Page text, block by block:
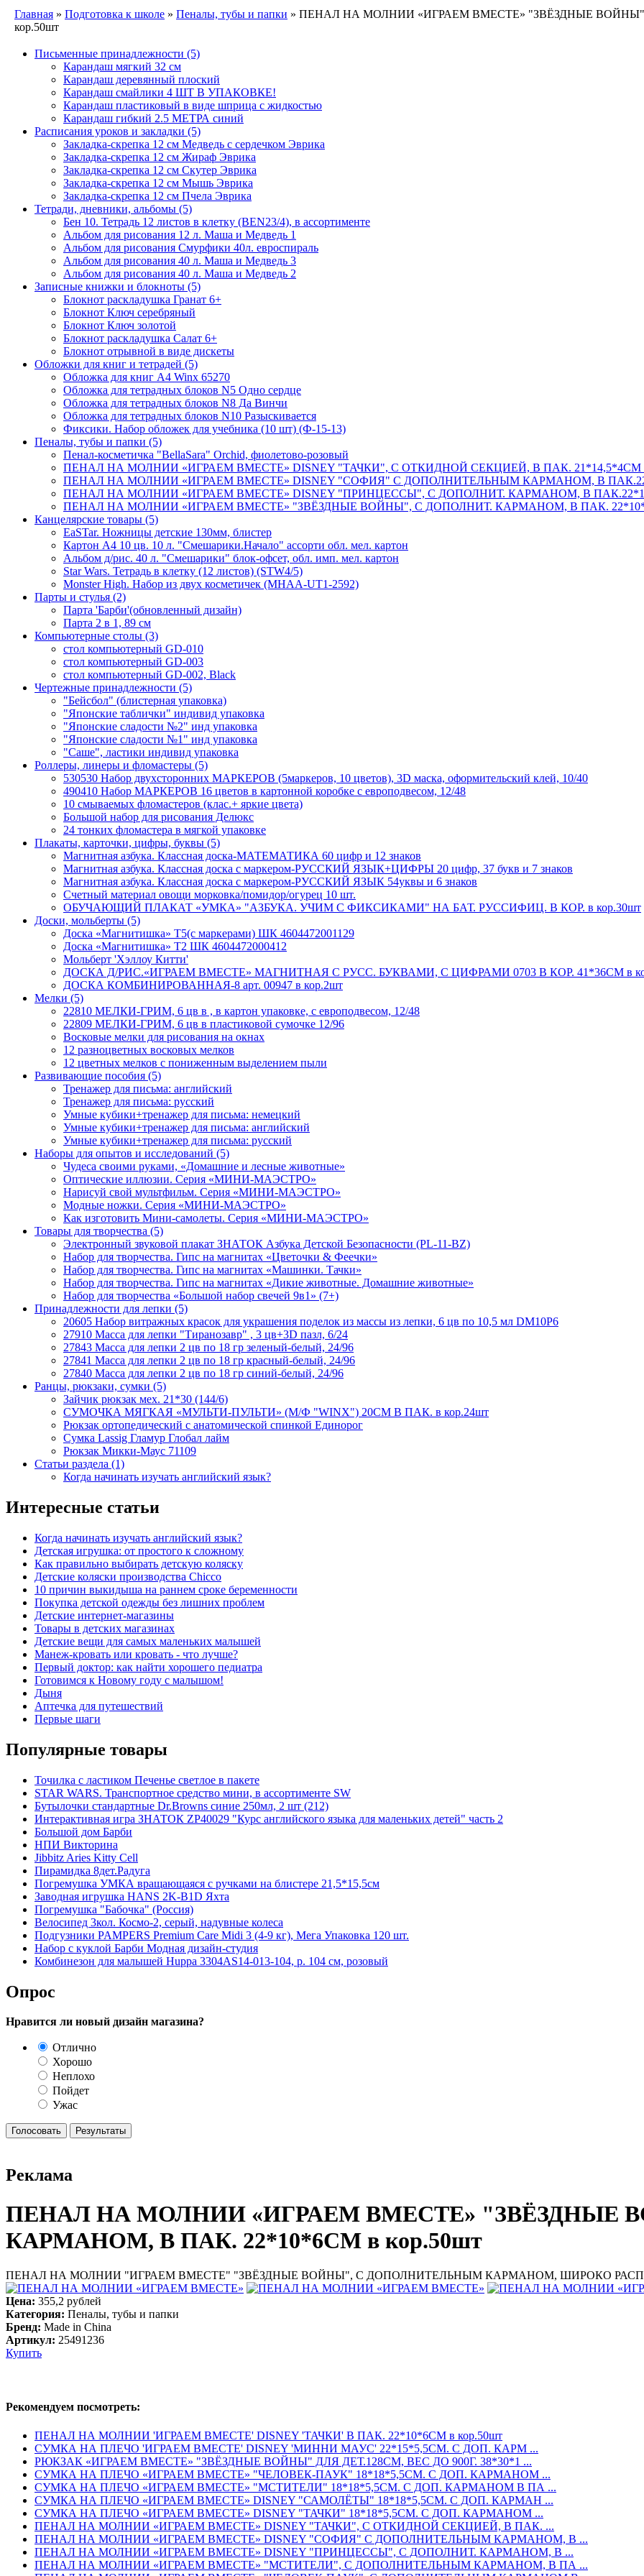
Главная » Подготовка к школе » Пеналы, тубы и папки » ПЕНАЛ НА МОЛНИИ «ИГРАЕМ ВМЕСТЕ» "ЗВЁЗДНЫЕ
кор.50шт
Письменные принадлежности (5)
Карандаш мягкий 32 см
Карандаш деревянный плоский
Карандаш смайлики 4 ШТ В УПАКОВКЕ!
Карандаш пластиковый в виде шприца с жидкостью
Карандаш гибкий 2.5 МЕТРА синий
Расписания уроков и закладки (5)
Закладка-скрепка 12 см Медведь с сердечком Эврика
Закладка-скрепка 12 см Жираф Эврика
Закладка-скрепка 12 см Скутер Эврика
Закладка-скрепка 12 см Мышь Эврика
Закладка-скрепка 12 см Пчела Эврика
Тетради, дневники, альбомы (5)
Бен 10. Тетрадь 12 листов в клетку (BEN23/4), в ассортименте
Альбом для рисования 12 л. Маша и Медведь 1
Альбом для рисования Смурфики 40л. евроспираль
Альбом для рисования 40 л. Маша и Медведь 3
Альбом для рисования 40 л. Маша и Медведь 2
Записные книжки и блокноты (5)
Блокнот раскладушка Гранат 6+
Блокнот Ключ серебряный
Блокнот Ключ золотой
Блокнот раскладушка Салат 6+
Блокнот отрывной в виде дискеты
Обложки для книг и тетрадей (5)
Обложка для книг А4 Winx 65270
Обложка для тетрадных блоков N5 Одно сердце
Обложка для тетрадных блоков N8 Да Винчи
Обложка для тетрадных блоков N10 Разыскивается
Фиксики. Набор обложек для учебника (10 шт) (Ф-15-13)
Пеналы, тубы и папки (5)
Пенал-косметичка "BellaSara" Orchid, фиолетово-розовый
ПЕНАЛ НА МОЛНИИ «ИГРАЕМ ВМЕСТЕ» DISNEY "ТАЧКИ", С ОТКИДНОЙ СЕКЦИЕЙ, В ПАК. 21*14,5*4СМ в
ПЕНАЛ НА МОЛНИИ «ИГРАЕМ ВМЕСТЕ» DISNEY "СОФИЯ" С ДОПОЛНИТЕЛЬНЫМ КАРМАНОМ, В
ПЕНАЛ НА МОЛНИИ «ИГРАЕМ ВМЕСТЕ» DISNEY "ПРИНЦЕССЫ", С ДОПОЛНИТ. КАРМАНОМ, В
ПЕНАЛ НА МОЛНИИ «ИГРАЕМ ВМЕСТЕ» "ЗВЁЗДНЫЕ ВОЙНЫ", С ДОПОЛНИТ. КАРМАНОМ, В ПАК.
Канцелярские товары (5)
EaSTar. Ножницы детские 130мм, блистер
Картон А4 10 цв. 10 л. "Смешарики.Начало" ассорти обл. мел. картон
Альбом д/рис. 40 л. "Смешарики" блок-офсет, обл. имп. мел. картон
Star Wars. Тетрадь в клетку (12 листов) (STW4/5)
Monster High. Набор из двух косметичек (MHAA-UT1-2592)
Парты и стулья (2)
Парта 'Барби'(обновленный дизайн)
Парта 2 в 1, 89 см
Компьютерные столы (3)
стол компьютерный GD-010
стол компьютерный GD-003
стол компьютерный GD-002, Black
Чертежные принадлежности (5)
"Бейсбол" (блистерная упаковка)
"Японские таблички" индивид упаковка
"Японские сладости №2" инд упаковка
"Японские сладости №1" инд упаковка
"Саше", ластики индивид упаковка
Роллеры, линеры и фломастеры (5)
530530 Набор двухсторонних МАРКЕРОВ (5маркеров, 10 цветов), 3D маска, оформительский клей, 10/40
490410 Набор МАРКЕРОВ 16 цветов в картонной коробке с европодвесом, 12/48
10 смываемых фломастеров (клас.+ яркие цвета)
Большой набор для рисования Делюкс
24 тонких фломастера в мягкой упаковке
Плакаты, карточки, цифры, буквы (5)
Магнитная азбука. Классная доска-МАТЕМАТИКА 60 цифр и 12 знаков
Магнитная азбука. Классная доска с маркером-РУССКИЙ ЯЗЫК+ЦИФРЫ 20 цифр, 37 букв и 7 знаков
Магнитная азбука. Классная доска с маркером-РУССКИЙ ЯЗЫК 54уквы и 6 знаков
Счетный материал овощи морковка/помидор/огурец 10 шт.
ОБУЧАЮЩИЙ ПЛАКАТ «УМКА» "АЗБУКА. УЧИМ С ФИКСИКАМИ" НА БАТ. РУССИФИЦ. В КОР. в кор.30шт
Доски, мольберты (5)
Доска «Магнитишка» Т5(с маркерами) ШК 4604472001129
Доска «Магнитишка» Т2 ШК 4604472000412
Мольберт 'Хэллоу Китти'
ДОСКА Д/РИС.«ИГРАЕМ ВМЕСТЕ» МАГНИТНАЯ С РУСС. БУКВАМИ, С ЦИФРАМИ 0703 В КОР. 41*36СМ в
ДОСКА КОМБИНИРОВАННАЯ-8 арт. 00947 в кор.2шт
Мелки (5)
22810 МЕЛКИ-ГРИМ, 6 цв в , в картон упаковке, с европодвесом, 12/48
22809 МЕЛКИ-ГРИМ, 6 цв в пластиковой сумочке 12/96
Восковые мелки для рисования на окнах
12 разноцветных восковых мелков
12 цветных мелков с пониженным выделением пыли
Развивающие пособия (5)
Тренажер для письма: английский
Тренажер для письма: русский
Умные кубики+тренажер для письма: немецкий
Умные кубики+тренажер для письма: английский
Умные кубики+тренажер для письма: русский
Наборы для опытов и исследований (5)
Чудеса своими руками, «Домашние и лесные животные»
Оптические иллюзии. Серия «МИНИ-МАЭСТРО»
Нарисуй свой мультфильм. Серия «МИНИ-МАЭСТРО»
Модные ножки. Серия «МИНИ-МАЭСТРО»
Как изготовить Мини-самолеты. Серия «МИНИ-МАЭСТРО»
Товары для творчества (5)
Электронный звуковой плакат ЗНАТОК Азбука Детской Безопасности (PL-11-BZ)
Набор для творчества. Гипс на магнитах «Цветочки & Феечки»
Набор для творчества. Гипс на магнитах «Машинки. Тачки»
Набор для творчества. Гипс на магнитах «Дикие животные. Домашние животные»
Набор для творчества «Большой набор свечей 9в1» (7+)
Принадлежности для лепки (5)
20605 Набор витражных красок для украшения поделок из массы из лепки, 6 цв по 10,5 мл DM10P6
27910 Масса для лепки "Тиранозавр" , 3 цв+3D пазл, 6/24
27843 Масса для лепки 2 цв по 18 гр зеленый-белый, 24/96
27841 Масса для лепки 2 цв по 18 гр красный-белый, 24/96
27840 Масса для лепки 2 цв по 18 гр синий-белый, 24/96
Ранцы, рюкзаки, сумки (5)
Зайчик рюкзак мех. 21*30 (144/6)
СУМОЧКА МЯГКАЯ «МУЛЬТИ-ПУЛЬТИ» (М/Ф "WINX") 20СМ В ПАК. в кор.24шт
Рюкзак ортопедический с анатомической спинкой Единорог
Сумка Lassig Гламур Глобал лайм
Рюкзак Микки-Маус 71109
Статьи раздела (1)
Когда начинать изучать английский язык?
Интересные статьи
Когда начинать изучать английский язык?
Детская игрушка: от простого к сложному
Как правильно выбирать детскую коляску
Детские коляски производства Chicco
10 причин выкидыша на раннем сроке беременности
Покупка детской одежды без лишних проблем
Детские интернет-магазины
Товары в детских магазинах
Детские вещи для самых маленьких малышей
Манеж-кровать или кровать - что лучше?
Первый доктор: как найти хорошего педиатра
Готовимся к Новому году с малышом!
Дыня
Аптечка для путешествий
Первые шаги
Популярные товары
Точилка с ластиком Печенье светлое в пакете
STAR WARS. Транспортное средство мини, в ассортименте SW
Бутылочки стандартные Dr.Browns синие 250мл, 2 шт (212)
Интерактивная игра ЗНАТОК ZP40029 "Курс английского языка для маленьких детей" часть 2
Большой дом Барби
НПИ Викторина
Jibbitz Aries Kitty Cell
Пирамидка 8дет.Радуга
Погремушка УМКА вращающаяся с ручками на блистере 21,5*15,5см
Заводная игрушка HANS 2K-B1D Яхта
Погремушка "Бабочка" (Россия)
Велосипед 3кол. Космо-2, серый, надувные колеса
Подгузники PAMPERS Premium Care Midi 3 (4-9 кг), Мега Упаковка 120 шт.
Набор с куклой Барби Модная дизайн-студия
Комбинезон для малышей Huppa 3304AS14-013-104, р. 104 см, розовый
Опрос
Нравится ли новый дизайн магазина?
Отлично
Хорошо
Неплохо
Пойдет
Ужас
Реклама
ПЕНАЛ НА МОЛНИИ «ИГРАЕМ ВМЕСТЕ» "ЗВЁЗДНЫЕ
КАРМАНОМ, В ПАК. 22*10*6СМ в кор.50шт
ПЕНАЛ НА МОЛНИИ "ИГРАЕМ ВМЕСТЕ" "ЗВЁЗДНЫЕ ВОЙНЫ", С ДОПОЛНИТЕЛЬНЫМ КАРМАНОМ, ШИРОКО
Цена: 355,2 рублей
Категория: Пеналы, тубы и папки
Бренд: Made in China
Артикул: 25491236
Купить
Рекомендуем посмотреть:
ПЕНАЛ НА МОЛНИИ 'ИГРАЕМ ВМЕСТЕ' DISNEY 'ТАЧКИ' В ПАК. 22*10*6СМ в кор.50шт
СУМКА НА ПЛЕЧО 'ИГРАЕМ ВМЕСТЕ' DISNEY 'МИННИ МАУС' 22*15*5,5СМ. С ДОП. КАРМ ...
РЮКЗАК «ИГРАЕМ ВМЕСТЕ» "ЗВЁЗДНЫЕ ВОЙНЫ" ДЛЯ ДЕТ.128СМ, ВЕС ДО 900Г. 38*30*1 ...
СУМКА НА ПЛЕЧО «ИГРАЕМ ВМЕСТЕ» "ЧЕЛОВЕК-ПАУК" 18*18*5,5СМ. С ДОП. КАРМАНОМ ...
СУМКА НА ПЛЕЧО «ИГРАЕМ ВМЕСТЕ» "МСТИТЕЛИ" 18*18*5,5СМ. С ДОП. КАРМАНОМ В ПА ...
СУМКА НА ПЛЕЧО «ИГРАЕМ ВМЕСТЕ» DISNEY "САМОЛЁТЫ" 18*18*5,5СМ. С ДОП. КАРМАН ...
СУМКА НА ПЛЕЧО «ИГРАЕМ ВМЕСТЕ» DISNEY "ТАЧКИ" 18*18*5,5СМ. С ДОП. КАРМАНОМ ...
ПЕНАЛ НА МОЛНИИ «ИГРАЕМ ВМЕСТЕ» DISNEY "ТАЧКИ", С ОТКИДНОЙ СЕКЦИЕЙ, В ПАК. ...
ПЕНАЛ НА МОЛНИИ «ИГРАЕМ ВМЕСТЕ» DISNEY "СОФИЯ" С ДОПОЛНИТЕЛЬНЫМ КАРМАНОМ, В ...
ПЕНАЛ НА МОЛНИИ «ИГРАЕМ ВМЕСТЕ» DISNEY "ПРИНЦЕССЫ", С ДОПОЛНИТ. КАРМАНОМ, В ...
ПЕНАЛ НА МОЛНИИ «ИГРАЕМ ВМЕСТЕ» "МСТИТЕЛИ", С ДОПОЛНИТЕЛЬНЫМ КАРМАНОМ, В ПА ...